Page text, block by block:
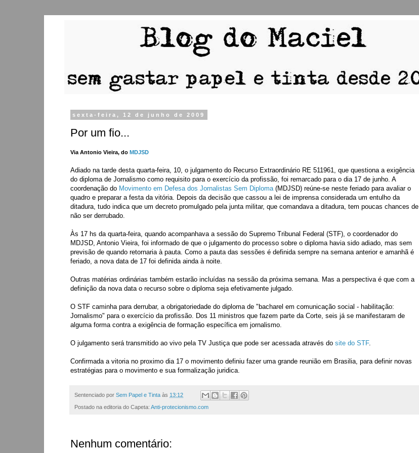
sexta-feira, 12 de junho de 2009
Por um fio...
Via Antonio Vieira, do MDJSD
Adiado na tarde desta quarta-feira, 10, o julgamento do Recurso Extraordinário RE 511961, que questiona a exigência
do diploma de Jornalismo como requisito para o exercício da profissão, foi remarcado para o dia 17 de junho. A
coordenação do Movimento em Defesa dos Jornalistas Sem Diploma (MDJSD) reúne-se neste feriado para avaliar o
quadro e preparar a festa da vitória. Depois da decisão que cassou a lei de imprensa considerada um entulho da
ditadura, tudo indica que um decreto promulgado pela junta militar, que comandava a ditadura, tem poucas chances de
não ser derrubado.
Às 17 hs da quarta-feira, quando acompanhava a sessão do Supremo Tribunal Federal (STF), o coordenador do
MDJSD, Antonio Vieira, foi informado de que o julgamento do processo sobre o diploma havia sido adiado, mas sem
previsão de quando retornaria à pauta. Como a pauta das sessões é definida sempre na semana anterior e amanhã é
feriado, a nova data de 17 foi definida ainda à noite.
Outras matérias ordinárias também estarão incluídas na sessão da próxima semana. Mas a perspectiva é que com a
definição da nova data o recurso sobre o diploma seja efetivamente julgado.
O STF caminha para derrubar, a obrigatoriedade do diploma de "bacharel em comunicação social - habilitação:
Jornalismo" para o exercício da profissão. Dos 11 ministros que fazem parte da Corte, seis já se manifestaram de
alguma forma contra a exigência de formação específica em jornalismo.
O julgamento será transmitido ao vivo pela TV Justiça que pode ser acessada através do site do STF.
Confirmada a vitoria no proximo dia 17 o movimento definiu fazer uma grande reunião em Brasilia, para definir novas
estratégias para o movimento e sua formalização juridica.
Sentenciado por Sem Papel e Tinta às 13:12
Postado na editoria do Capeta: Anti-protecionismo.com
Nenhum comentário: